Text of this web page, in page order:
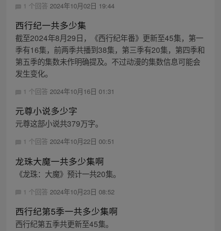
1 个回答 2024年10月02日 19:44
西行纪一共多少集
截至2024年8月29日，《西行纪年番》更新至45集，第一
季有16集，前两季共播到38集，第三季有20集，第四季和
第五季的集数未作明确提及。不过动漫的集数信息可能会
发生变化。
1 个回答 2024年10月16日 01:31
元尊小说多少字
元尊这部小说共379万字。
1 个回答 2024年10月22日 00:51
龙珠大魔一共多少集啊
《龙珠：大魔》预计一共20集。
1 个回答 2024年10月23日 08:52
西行纪第5季一共多少集啊
西行纪第五季共更新至45集。